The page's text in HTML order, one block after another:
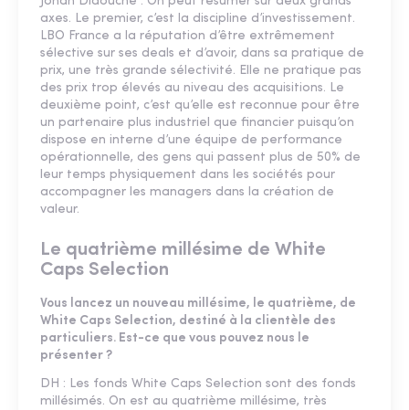
axes. Le premier, c’est la discipline d’investissement.
LBO France a la réputation d’être extrêmement
sélective sur ses deals et d’avoir, dans sa pratique de
prix, une très grande sélectivité. Elle ne pratique pas
des prix trop élevés au niveau des acquisitions. Le
deuxième point, c’est qu’elle est reconnue pour être
un partenaire plus industriel que financier puisqu’on
dispose en interne d’une équipe de performance
opérationnelle, des gens qui passent plus de 50% de
leur temps physiquement dans les sociétés pour
accompagner les managers dans la création de
valeur.
Le quatrième millésime de White
Caps Selection
Vous lancez un nouveau millésime, le quatrième, de
White Caps Selection, destiné à la clientèle des
particuliers. Est-ce que vous pouvez nous le
présenter ?
DH : Les fonds White Caps Selection sont des fonds
millésimés. On est au quatrième millésime, très